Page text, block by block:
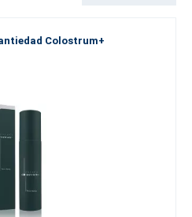
Colostrum+